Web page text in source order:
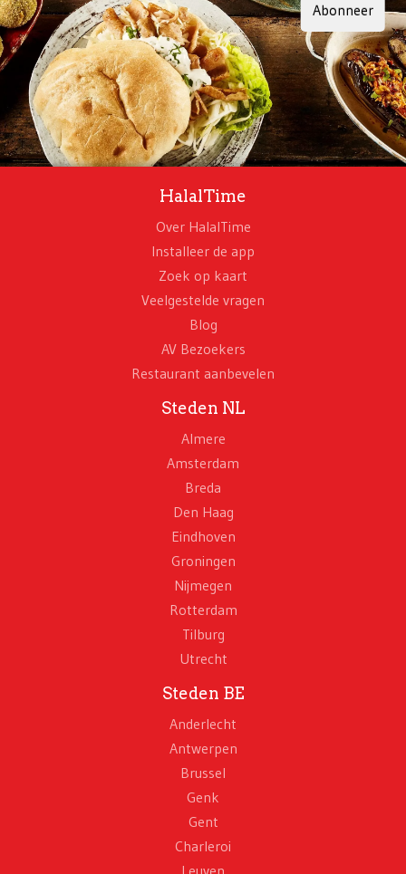
Abonneer
HalalTime
Over HalalTime
Installeer de app
Zoek op kaart
Veelgestelde vragen
Blog
AV Bezoekers
Restaurant aanbevelen
Steden NL
Almere
Amsterdam
Breda
Den Haag
Eindhoven
Groningen
Nijmegen
Rotterdam
Tilburg
Utrecht
Steden BE
Anderlecht
Antwerpen
Brussel
Genk
Gent
Charleroi
Leuven